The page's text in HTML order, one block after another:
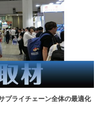
プライチェーン全体の最適化